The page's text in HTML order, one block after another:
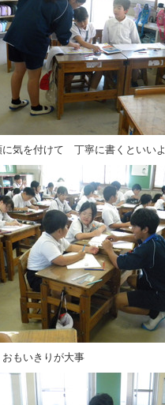
に気を付けて 丁寧に書くといいよ
もいきりが大事